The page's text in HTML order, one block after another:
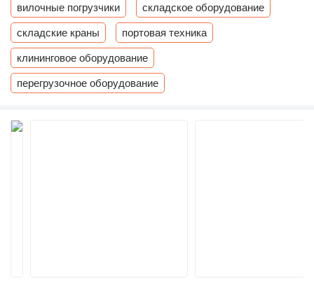
вилочные погрузчики складское оборудование
складские краны портовая техника
клининговое оборудование
перегрузочное оборудование